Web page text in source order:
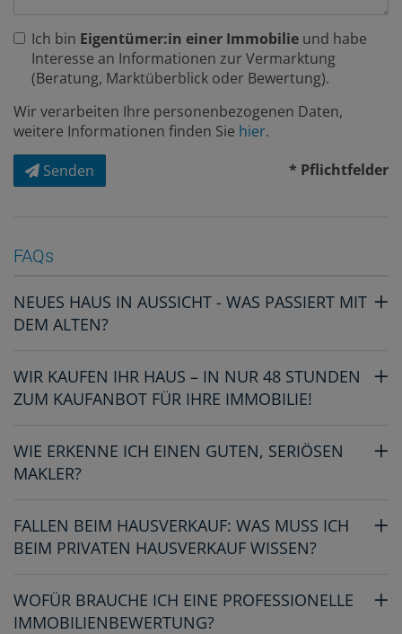
Ich bin Eigentümer:in einer Immobilie und habe
Interesse an Informationen zur Vermarktung
(Beratung, Marktüberblick oder Bewertung).
Wir verarbeiten Ihre personenbezogenen Daten,
weitere Informationen finden Sie hier.
Senden
* Pflichtfelder
FAQs
NEUES HAUS IN AUSSICHT - WAS PASSIERT MIT
DEM ALTEN?
WIR KAUFEN IHR HAUS – IN NUR 48 STUNDEN
ZUM KAUFANBOT FÜR IHRE IMMOBILIE!
WIE ERKENNE ICH EINEN GUTEN, SERIÖSEN
MAKLER?
FALLEN BEIM HAUSVERKAUF: WAS MUSS ICH
BEIM PRIVATEN HAUSVERKAUF WISSEN?
WOFÜR BRAUCHE ICH EINE PROFESSIONELLE
IMMOBILIENBEWERTUNG?